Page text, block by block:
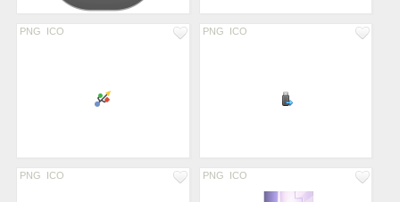
PNG ICO PNG ICO
PNG ICO PNG ICO